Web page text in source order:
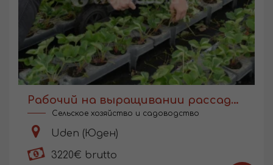
Рабочий на выращивании рассады в Голландии
Сельское хозяйство и садоводство
Uden (Юден)
3220€ brutto